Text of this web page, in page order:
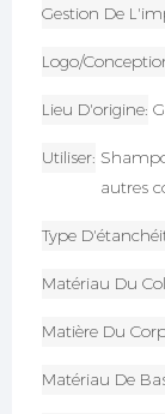
Gestion De
Logo/
Lieu D'origine
Utiliser
autres
Type
Matériau Du Col
Matière Du
Matériau De